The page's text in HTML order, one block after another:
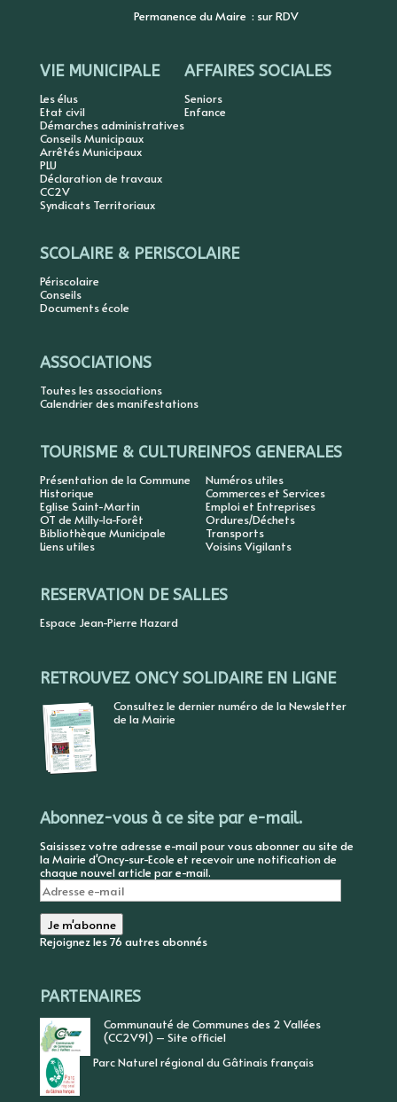
Permanence du Maire : sur RDV
VIE MUNICIPALE
Les élus
Etat civil
Démarches administratives
Conseils Municipaux
Arrêtés Municipaux
PLU
Déclaration de travaux
CC2V
Syndicats Territoriaux
AFFAIRES SOCIALES
Seniors
Enfance
SCOLAIRE & PERISCOLAIRE
Périscolaire
Conseils
Documents école
ASSOCIATIONS
Toutes les associations
Calendrier des manifestations
TOURISME & CULTURE
Présentation de la Commune
Historique
Eglise Saint-Martin
OT de Milly-la-Forêt
Bibliothèque Municipale
Liens utiles
INFOS GENERALES
Numéros utiles
Commerces et Services
Emploi et Entreprises
Ordures/Déchets
Transports
Voisins Vigilants
RESERVATION DE SALLES
Espace Jean-Pierre Hazard
RETROUVEZ ONCY SOLIDAIRE EN LIGNE
Consultez le dernier numéro de la Newsletter
de la Mairie
Abonnez-vous à ce site par e-mail.
Saisissez votre adresse e-mail pour vous abonner au site de
la Mairie d'Oncy-sur-Ecole et recevoir une notification de
chaque nouvel article par e-mail.
Adresse
e-
mail
Je m'abonne
Rejoignez les 76 autres abonnés
PARTENAIRES
Communauté de Communes des 2 Vallées
(CC2V91) – Site officiel
Parc Naturel régional du Gâtinais français